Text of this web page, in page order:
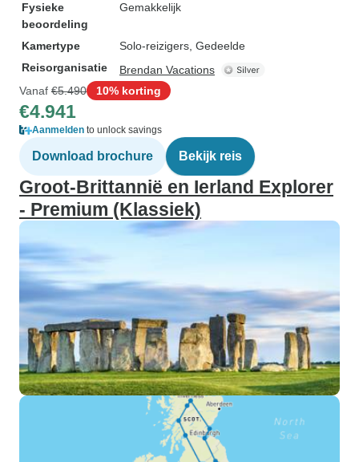
Fysieke
beoordeling
Gemakkelijk
Kamertype
Solo-reizigers, Gedeelde
Reisorganisatie
Brendan Vacations
Vanaf €5.490 10% korting
€4.941
Aanmelden to unlock savings
Download brochure Bekijk reis
Groot-Brittannië en Ierland Explorer
- Premium (Klassiek)